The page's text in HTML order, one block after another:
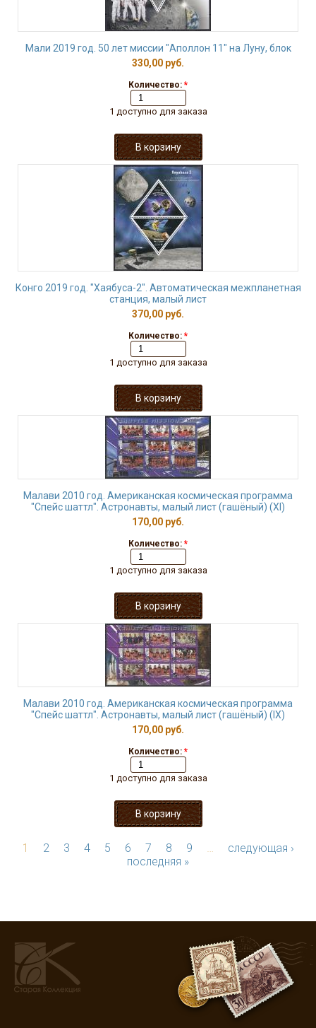
Мали 2019 год. 50 лет миссии "Аполлон 11" на Луну, блок
330,00 руб.
Количество: *
1 доступно для заказа
Конго 2019 год. "Хаябуса-2". Автоматическая межпланетная
станция, малый лист
370,00 руб.
Количество: *
1 доступно для заказа
Малави 2010 год. Американская космическая программа
"Спейс шаттл". Астронавты, малый лист (гашёный) (XI)
170,00 руб.
Количество: *
1 доступно для заказа
Малави 2010 год. Американская космическая программа
"Спейс шаттл". Астронавты, малый лист (гашёный) (IX)
170,00 руб.
Количество: *
1 доступно для заказа
1 2 3 4 5 6 7 8 9 …
следующая ›
последняя »